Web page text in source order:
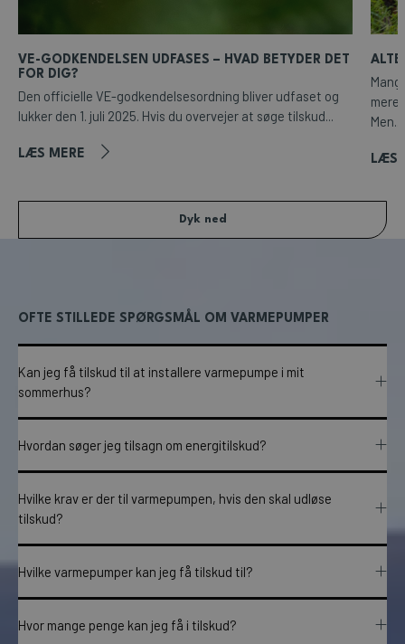
VE-GODKENDELSEN UDFASES – HVAD BETYDER DET
FOR DIG?
Den officielle VE-godkendelsesordning bliver udfaset og
lukker den 1. juli 2025. Hvis du overvejer at søge tilskud...
LÆS MERE
mere
Men...
LÆS
Dyk ned
OFTE STILLEDE SPØRGSMÅL OM VARMEPUMPER
Kan jeg få tilskud til at installere varmepumpe i mit
sommerhus?
Hvordan søger jeg tilsagn om energitilskud?
Hvilke krav er der til varmepumpen, hvis den skal udløse
tilskud?
Hvilke varmepumper kan jeg få tilskud til?
Hvor mange penge kan jeg få i tilskud?